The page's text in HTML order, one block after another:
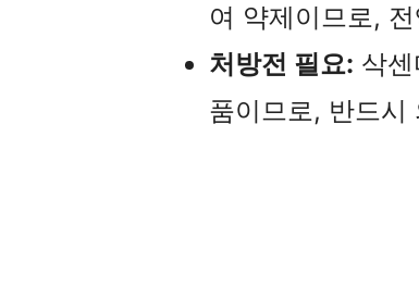
여 약제이므로,
처방전 필요: 삭
품이므로, 반드시